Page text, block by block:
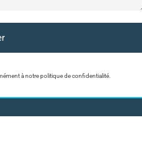
à notre politique de confidentialité.